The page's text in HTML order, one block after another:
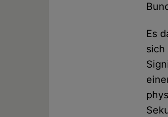
Es
sich